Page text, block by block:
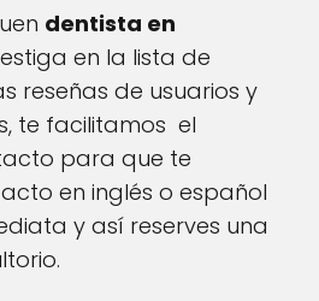
dentista en
en la lista de
reseñas de usuarios y
te facilitamos el
para que te
en inglés o español
y así reserves una